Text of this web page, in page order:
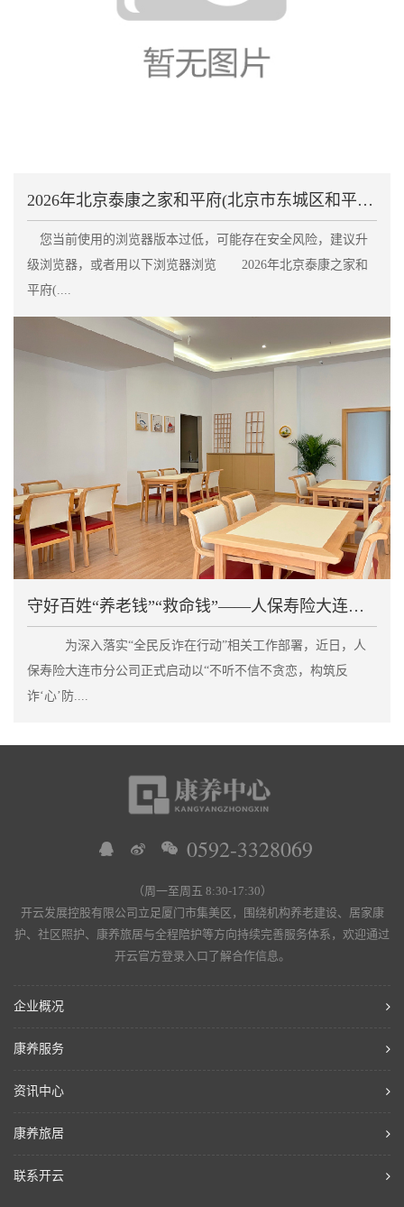
2026年北京泰康之家和平府(北京市东城区和平里街
您当前使用的浏览器版本过低，可能存在安全风险，建议升
级浏览器，或者用以下浏览器浏览 2026年北京泰康之家和
平府(....
守好百姓“养老钱”“救命钱”——人保寿险大连市分公
为深入落实“全民反诈在行动”相关工作部署，近日，人
保寿险大连市分公司正式启动以“不听不信不贪恋，构筑反
诈‘心’防....
0592-3328069
（周一至周五 8:30-17:30）
开云发展控股有限公司立足厦门市集美区，围绕机构养老建设、居家康
护、社区照护、康养旅居与全程陪护等方向持续完善服务体系，欢迎通过
开云官方登录入口了解合作信息。
企业概况
康养服务
资讯中心
康养旅居
联系开云